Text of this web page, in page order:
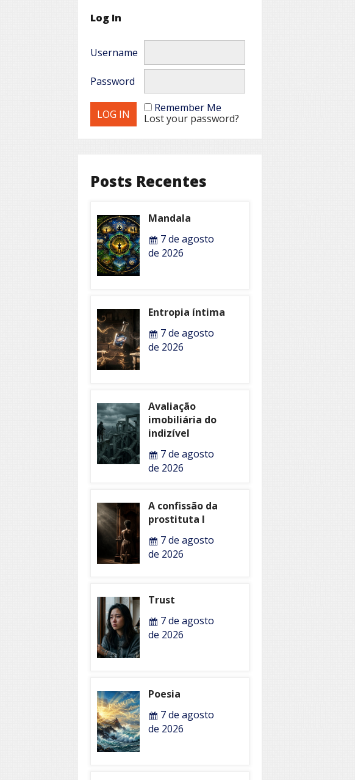
Log In
Username
Password
Remember Me
Lost your password?
Posts Recentes
Mandala
7 de agosto
de 2026
Entropia íntima
7 de agosto
de 2026
Avaliação
imobiliária do
indizível
7 de agosto
de 2026
A confissão da
prostituta I
7 de agosto
de 2026
Trust
7 de agosto
de 2026
Poesia
7 de agosto
de 2026